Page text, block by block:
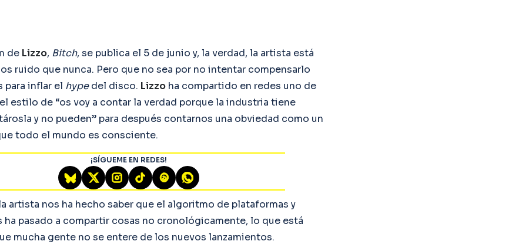
de Lizzo, Bitch, se publica el 5 de junio y, la verdad, la artista está
ruido que nunca. Pero que no sea por no intentar compensarlo
para inflar el hypedel disco. Lizzo ha compartido en redes uno de
estilo de “os voy a contar la verdad porque la industria tiene
y no pueden” para después contarnos una obviedad como un
todo el mundo es consciente.
¡SÍGUEME EN REDES!
artista nos ha hecho saber que el algoritmo de plataformas y
ha pasado a compartir cosas no cronológicamente, lo que está
mucha gente no se entere de los nuevos lanzamientos.